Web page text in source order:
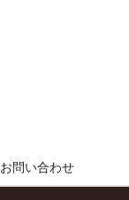
お問い合わせ